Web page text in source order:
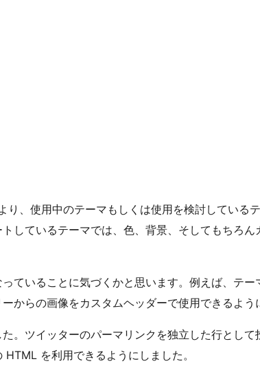
り、使用中のテーマもしくは使用を検討している
しているテーマでは、色、背景、そしてもちろ
ていることに気づくかと思います。例えば、テ
からの画像をカスタムヘッダーで使用できるよ
。ツイッターのパーマリンクを独立した行とし
を利用できるようにしました。